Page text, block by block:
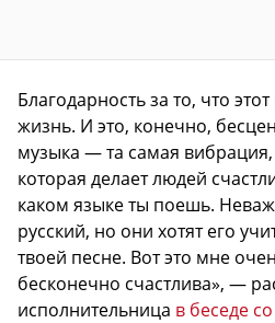
Благодарность за то, что
жизнь. И это, конечно,
музыка — та самая вибрация,
которая делает людей
каком языке ты поешь.
русский, но они хотят его
твоей песне. Вот это мне
бесконечно счастлива», —
исполнительница в беседе